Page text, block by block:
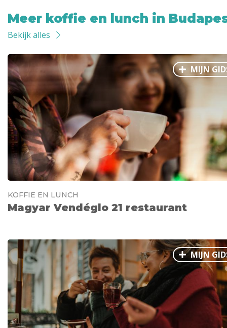
Meer koffie en lunch in
Bekijk alles
MIJN
KOFFIE EN LUNCH
Magyar Vendéglo 21 restaurant
MIJN